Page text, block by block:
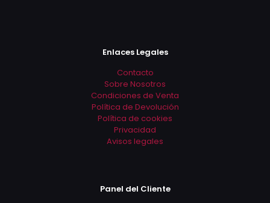
Enlaces Legales
Contacto
Sobre Nosotros
Condiciones de Venta
Política de Devolución
Política de cookies
Privacidad
Avisos legales
Panel del Cliente